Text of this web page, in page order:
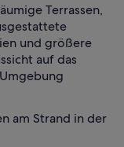
Terrassen,
und größere
auf das
am Strand in der